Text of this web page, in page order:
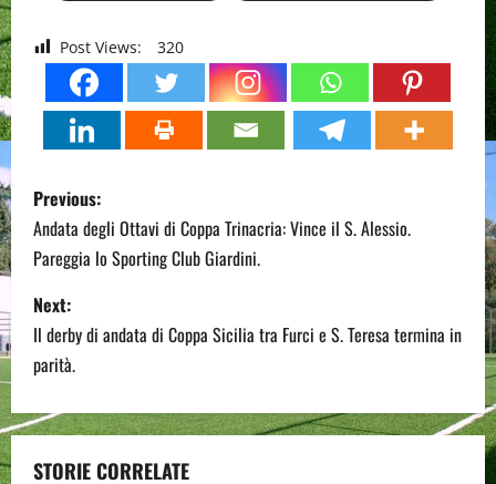
Post Views: 320
P
o
s
t
n
a
v
Previous:
Andata degli Ottavi di Coppa Trinacria: Vince il S. Alessio.
Pareggia lo Sporting Club Giardini.
Next:
Il derby di andata di Coppa Sicilia tra Furci e S. Teresa termina in
parità.
STORIE CORRELATE